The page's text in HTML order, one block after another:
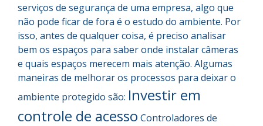
serviços de segurança de uma empresa, algo que
não pode ficar de fora é o estudo do ambiente. Por
isso, antes de qualquer coisa, é preciso analisar
bem os espaços para saber onde instalar câmeras
e quais espaços merecem mais atenção. Algumas
maneiras de melhorar os processos para deixar o
ambiente protegido são: Investir em
controle de acesso Controladores de